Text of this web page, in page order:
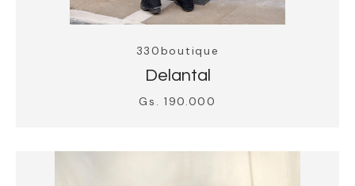
330boutique
Delantal
Gs. 190.000